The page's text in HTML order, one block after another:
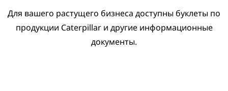
Для вашего растущего бизнеса доступны буклеты по
продукции Caterpillar и другие информационные
документы.